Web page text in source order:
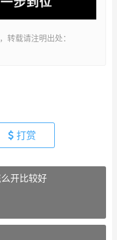
转载请注明出处：
打赏
开比较好